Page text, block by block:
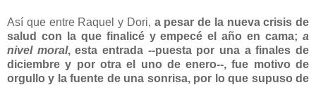
Así que entre Raquel y Dori, a pesar de la nueva crisis de
salud con la que finalicé y empecé el año en cama; a
nivel moral, esta entrada --puesta por una a finales de
diciembre y por otra el uno de enero--, fue motivo de
orgullo y la fuente de una sonrisa, por lo que supuso de